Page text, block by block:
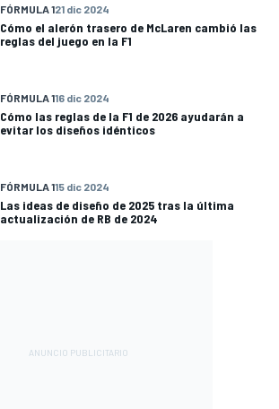
FÓRMULA 121 dic 2024
Cómo el alerón trasero de McLaren cambió las
reglas del juego en la F1
FÓRMULA 116 dic 2024
Cómo las reglas de la F1 de 2026 ayudarán a
evitar los diseños idénticos
FÓRMULA 115 dic 2024
Las ideas de diseño de 2025 tras la última
actualización de RB de 2024